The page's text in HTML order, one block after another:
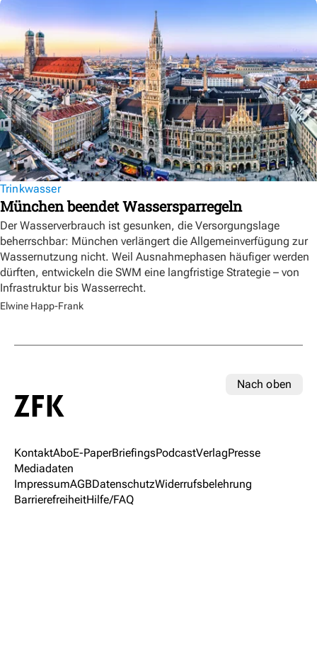
Trinkwasser
München beendet Wassersparregeln
Der Wasserverbrauch ist gesunken, die Versorgungslage
beherrschbar: München verlängert die Allgemeinverfügung zur
Wassernutzung nicht. Weil Ausnahmephasen häufiger werden
dürften, entwickeln die SWM eine langfristige Strategie – von
Infrastruktur bis Wasserrecht.
Elwine Happ-Frank
Nach oben
KontaktAboE-PaperBriefingsPodcastVerlagPresse
Mediadaten
ImpressumAGBDatenschutzWiderrufsbelehrung
BarrierefreiheitHilfe/FAQ